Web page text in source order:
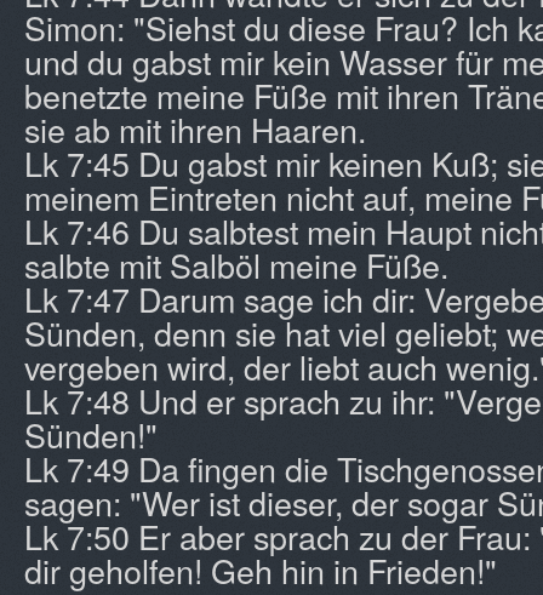
Simon: "Siehst du diese Frau? Ich
und du gabst mir kein Wasser für
benetzte meine Füße mit ihren
sie ab mit ihren Haaren.
Lk 7:45 Du gabst mir keinen Kuß;
meinem Eintreten nicht auf, meine
Lk 7:46 Du salbtest mein Haupt
salbte mit Salböl meine Füße.
Lk 7:47 Darum sage ich dir:
Sünden, denn sie hat viel geliebt;
vergeben wird, der liebt auch
Lk 7:48 Und er sprach zu ihr:
Sünden!"
Lk 7:49 Da fingen die
sagen: "Wer ist dieser, der sogar
Lk 7:50 Er aber sprach zu der
dir geholfen! Geh hin in Frieden!"